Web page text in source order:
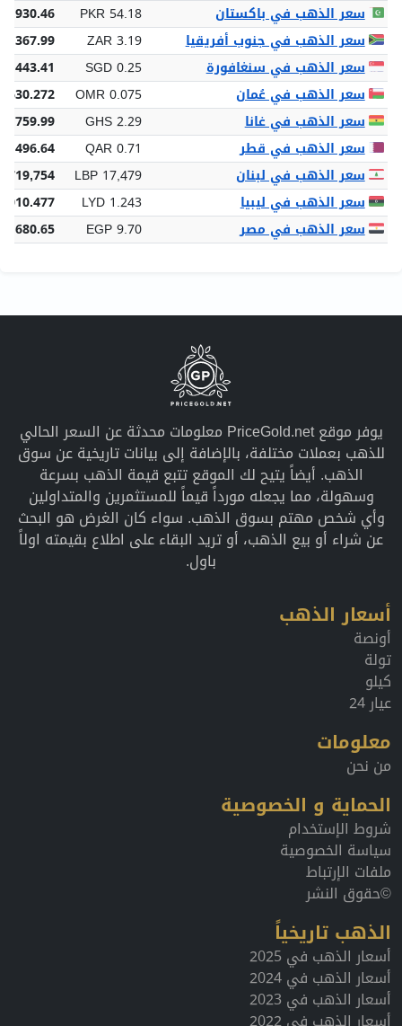
سعر الذهب في باكستان
PKR 54.18
سعر الذهب في جنوب أفريقيا
ZAR 3.19
سعر الذهب في سنغافورة
SGD 0.25
سعر الذهب في عُمان
OMR 0.075
سعر الذهب في غانا
GHS 2.29
سعر الذهب في قطر
QAR 0.71
سعر الذهب في لبنان
LBP 17,479
سعر الذهب في ليبيا
LYD 1.243
سعر الذهب في مصر
EGP 9.70
يوفر موقع PriceGold.net معلومات محدثة عن السعر الحالي
للذهب بعملات مختلفة، بالإضافة إلى بيانات تاريخية عن سوق
الذهب. أيضاً يتيح لك الموقع تتبع قيمة الذهب بسرعة
وسهولة، مما يجعله مورداً قيماً للمستثمرين والمتداولين
وأي شخص مهتم بسوق الذهب. سواء كان الغرض هو البحث
عن شراء أو بيع الذهب، أو تريد البقاء على اطلاع بقيمته اولاً
باول.
أسعار الذهب
أونصة
تولة
كيلو
عيار 24
معلومات
من نحن
الحماية و الخصوصية
شروط الإستخدام
سياسة الخصوصية
ملفات الإرتباط
©حقوق النشر
الذهب تاريخياً
أسعار الذهب في 2025
أسعار الذهب في 2024
أسعار الذهب في 2023